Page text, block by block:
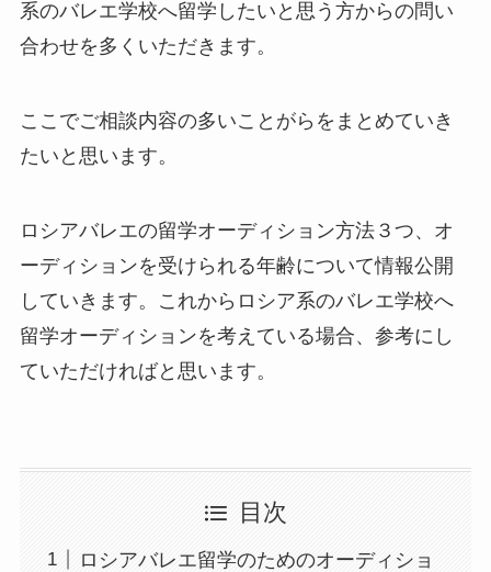
系のバレエ学校へ留学したいと思う方からの問い
合わせを多くいただきます。
ここでご相談内容の多いことがらをまとめていき
たいと思います。
ロシアバレエの留学オーディション方法３つ、オ
ーディションを受けられる年齢について情報公開
していきます。これからロシア系のバレエ学校へ
留学オーディションを考えている場合、参考にし
ていただければと思います。
目次
ロシアバレエ留学のためのオーディショ